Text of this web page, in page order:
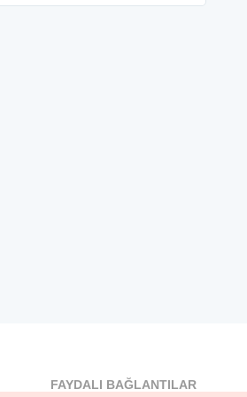
FAYDALI BAĞLANTILAR